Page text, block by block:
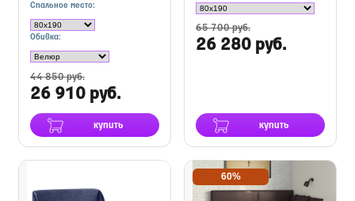
Спальное место:
Обивка:
44 850 руб.
26 910 руб.
купить
65 700 руб.
26 280 руб.
купить
60%